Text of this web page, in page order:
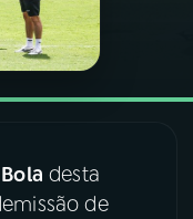
desta
de